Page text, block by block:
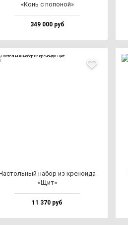
«Конь с по­по­ной»
349 000 руб
на­бор из кре­но­ида
«Щит»
11 370 руб